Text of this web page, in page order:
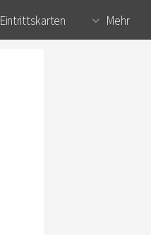
Eintrittskarten Mehr